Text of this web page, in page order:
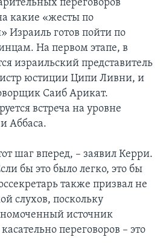
переговоров
какие «жесты по
Израиль готов пойти по
На первом этапе, в
израильский представитель
юстиции Ципи Ливни, и
Саиб Арикат.
встреча на уровне
Аббаса.
шаг вперед, – заявил Керри.
бы это было легко, это бы
также призвал не
слухов, поскольку
источник
переговоров – это